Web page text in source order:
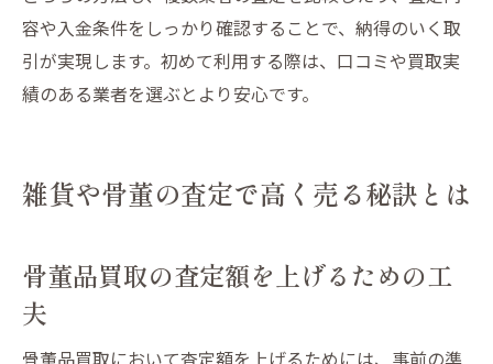
容や入金条件をしっかり確認することで、納得のいく取
引が実現します。初めて利用する際は、口コミや買取実
績のある業者を選ぶとより安心です。
雑貨や骨董の査定で高く売る秘訣とは
骨董品買取の査定額を上げるための工
夫
骨董品買取において査定額を上げるためには、事前の準